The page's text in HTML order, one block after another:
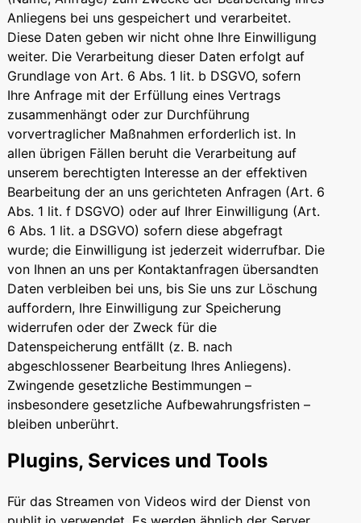
Anliegens bei uns gespeichert und verarbeitet.
Diese Daten geben wir nicht ohne Ihre Einwilligung
weiter. Die Verarbeitung dieser Daten erfolgt auf
Grundlage von Art. 6 Abs. 1 lit. b DSGVO, sofern
Ihre Anfrage mit der Erfüllung eines Vertrags
zusammenhängt oder zur Durchführung
vorvertraglicher Maßnahmen erforderlich ist. In
allen übrigen Fällen beruht die Verarbeitung auf
unserem berechtigten Interesse an der effektiven
Bearbeitung der an uns gerichteten Anfragen (Art. 6
Abs. 1 lit. f DSGVO) oder auf Ihrer Einwilligung (Art.
6 Abs. 1 lit. a DSGVO) sofern diese abgefragt
wurde; die Einwilligung ist jederzeit widerrufbar. Die
von Ihnen an uns per Kontaktanfragen übersandten
Daten verbleiben bei uns, bis Sie uns zur Löschung
auffordern, Ihre Einwilligung zur Speicherung
widerrufen oder der Zweck für die
Datenspeicherung entfällt (z. B. nach
abgeschlossener Bearbeitung Ihres Anliegens).
Zwingende gesetzliche Bestimmungen –
insbesondere gesetzliche Aufbewahrungsfristen –
bleiben unberührt.
Plugins, Services und Tools
Für das Streamen von Videos wird der Dienst von